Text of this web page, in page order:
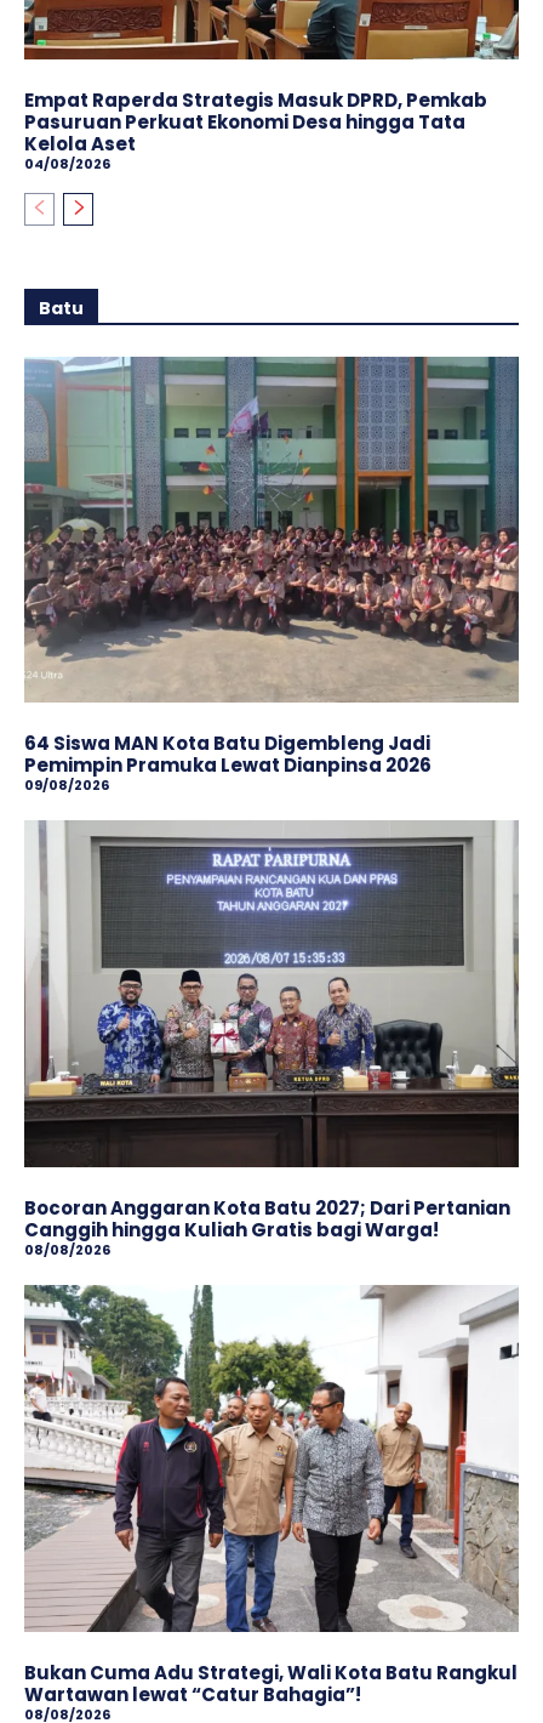
Empat Raperda Strategis Masuk DPRD, Pemkab
Pasuruan Perkuat Ekonomi Desa hingga Tata
Kelola Aset
04/08/2026
Batu
64 Siswa MAN Kota Batu Digembleng Jadi
Pemimpin Pramuka Lewat Dianpinsa 2026
09/08/2026
Bocoran Anggaran Kota Batu 2027; Dari Pertanian
Canggih hingga Kuliah Gratis bagi Warga!
08/08/2026
Bukan Cuma Adu Strategi, Wali Kota Batu Rangkul
Wartawan lewat “Catur Bahagia”!
08/08/2026